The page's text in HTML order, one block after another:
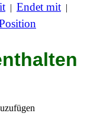
| Endet mit |